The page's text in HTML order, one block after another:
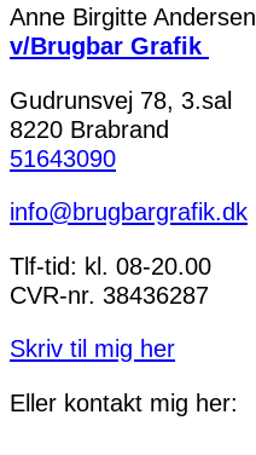
Anne Birgitte Andersen
v/Brugbar Grafik
Gudrunsvej 78, 3.sal
8220 Brabrand
51643090
info@brugbargrafik.dk
Tlf-tid: kl. 08-20.00
CVR-nr. 38436287
Skriv til mig her
Eller kontakt mig her: